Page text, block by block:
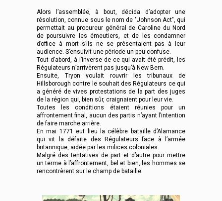
Alors l’assemblée, à bout, décida d’adopter une
résolution, connue sous le nom de "Johnson Act", qui
permettait au procureur général de Caroline du Nord
de poursuivre les émeutiers, et de les condamner
d’office à mort s’ils ne se présentaient pas à leur
audience. S’ensuivit une période un peu confuse.
Tout d’abord, à l’inverse de ce qui avait été prédit, les
Régulateurs n’arrivèrent pas jusqu’à New Bern.
Ensuite, Tryon voulait rouvrir les tribunaux de
Hillsborough contre le souhait des Régulateurs ce qui
a généré de vives protestations de la part des juges
de la région qui, bien sûr, craignaient pour leur vie.
Toutes les conditions étaient réunies pour un
affrontement final, aucun des partis n’ayant l’intention
de faire marche arrière.
En mai 1771 eut lieu la célèbre bataille d’Alamance
qui vit la défaite des Régulateurs face à l’armée
britannique, aidée par les milices coloniales.
Malgré des tentatives de part et d’autre pour mettre
un terme à l’affrontement, bel et bien, les hommes se
rencontrèrent sur le champ de bataille.